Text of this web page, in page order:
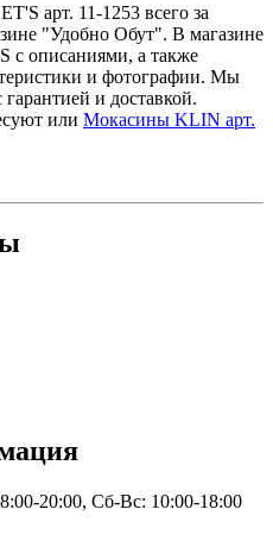
арт. 11-1253 всего за
"Удобно Обут". В магазине
с описаниями, а также
и фотографии. Мы
и доставкой.
или Мокасины KLIN арт.
20:00, Сб-Вс: 10:00-18:00